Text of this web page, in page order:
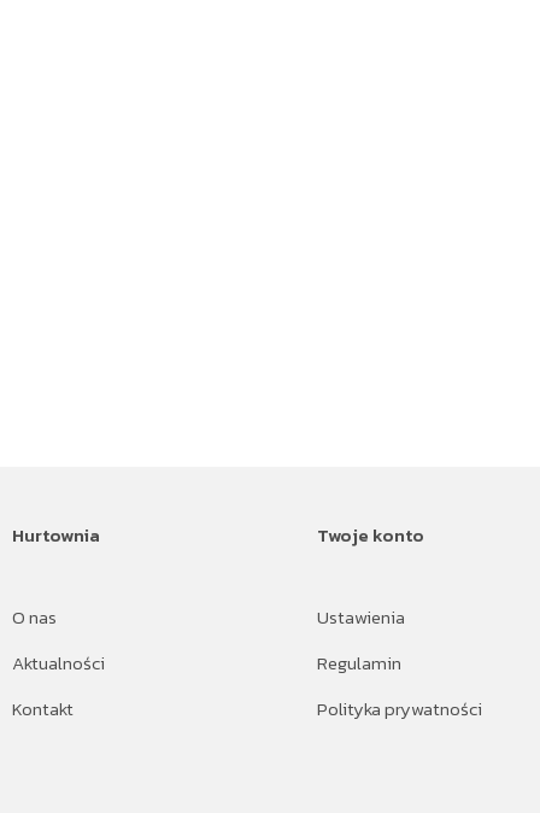
Hurtownia
O nas
Aktualności
Kontakt
Twoje konto
Ustawienia
Regulamin
Polityka prywatności